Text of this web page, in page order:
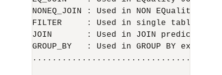
NONEQ_JOIN : Used in NON EQuality
FILTER     : Used in single table
JOIN       : Used in JOIN predicate
GROUP_BY   : Used in GROUP BY